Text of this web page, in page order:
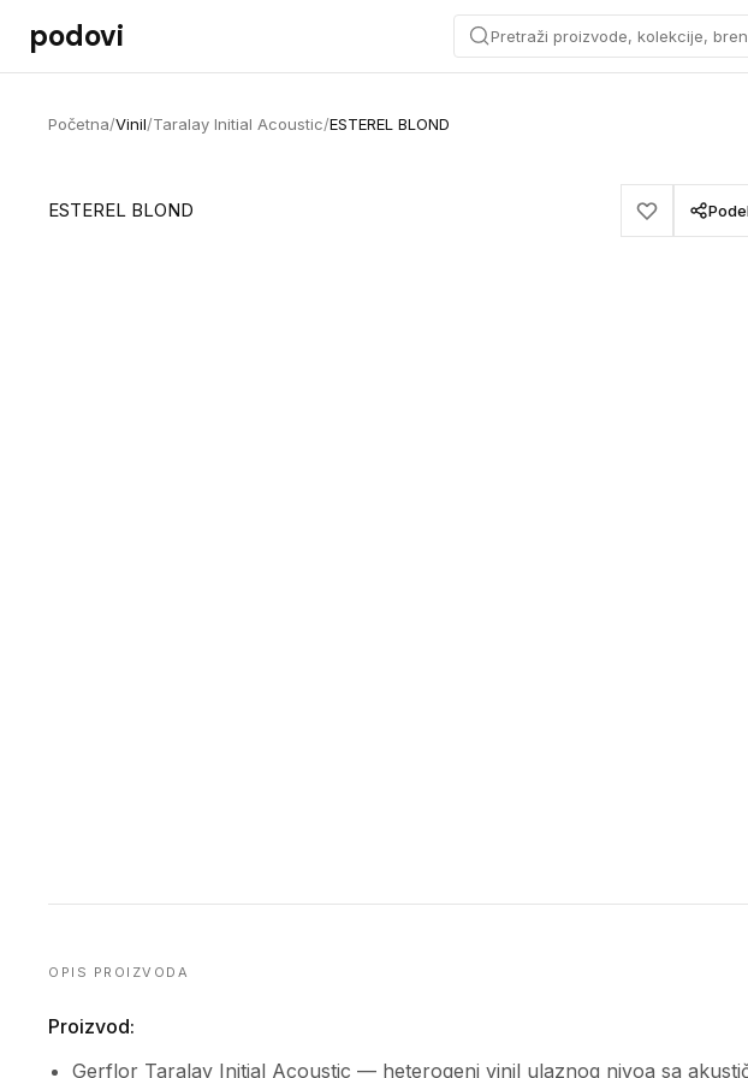
Preskoči na sadržaj
podovi Pretraži proizvode, kolekcije,
Početna/Vinil/Taralay Initial Acoustic/ESTEREL BLOND
ESTEREL BLOND
OPIS PROIZVODA
Proizvod:
Gerflor Taralay Initial Acoustic — heterogeni vinil ulaznog nivoa sa